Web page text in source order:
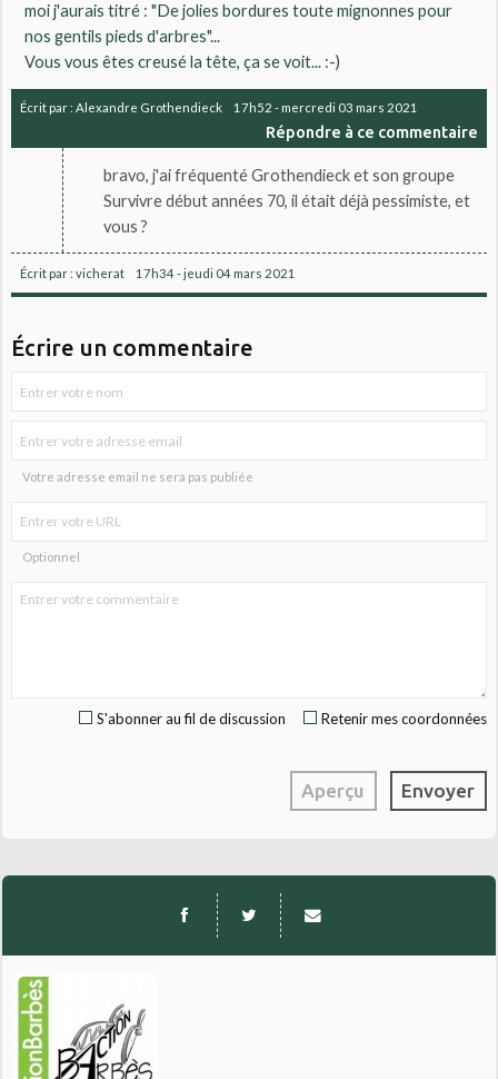
moi j'aurais titré : "De jolies bordures toute mignonnes pour
nos gentils pieds d'arbres"...
Vous vous êtes creusé la tête, ça se voit... :-)
Écrit par :Alexandre Grothendieck 17h52 - mercredi 03 mars 2021
Répondre à ce commentaire
bravo, j'ai fréquenté Grothendieck et son groupe
Survivre début années 70, il était déjà pessimiste, et
vous ?
Écrit par :vicherat 17h34-jeudi 04mars 2021
Écrire un commentaire
Votre adresse email ne sera pas publiée
Optionnel
Retenir mes coordonnées
S'abonner au fil de discussion